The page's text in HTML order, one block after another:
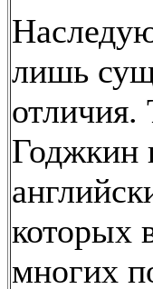
лишь
отличия.
Годжкин
которых
многих